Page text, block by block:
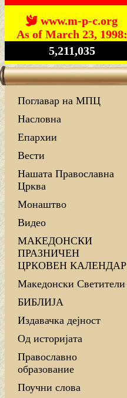
www.m-p-c.org
As of March 23, 1998:
5,211,035
Поглавар на МПЦ
Насловна
Епархии
Вести
Нашата Православна
Црква
Монаштво
Видео
МАКЕДОНСКИ
ПРАЗНИЧЕН
ЦРКОВЕН КАЛЕНДАР
Македонски Светители
БИБЛИЈА
Издавачка дејност
Од историјата
Православно
образование
Поучни слова